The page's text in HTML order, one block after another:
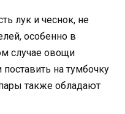
лук и чеснок, не
особенно в
случае овощи
поставить на тумбочку
также обладают